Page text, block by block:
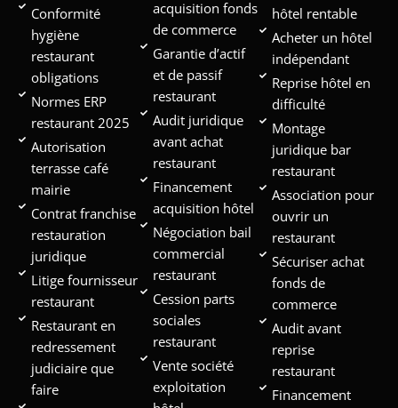
Conformité
hygiène
restaurant
obligations
Normes ERP
restaurant 2025
Autorisation
terrasse café
mairie
Contrat franchise
restauration
juridique
Litige fournisseur
restaurant
Restaurant en
redressement
judiciaire que
faire
acquisition fonds
de commerce
Garantie d’actif
et de passif
restaurant
Audit juridique
avant achat
restaurant
Financement
acquisition hôtel
Négociation bail
commercial
restaurant
Cession parts
sociales
restaurant
Vente société
exploitation
hôtel rentable
Acheter un hôtel
indépendant
Reprise hôtel en
difficulté
Montage
juridique bar
restaurant
Association pour
ouvrir un
restaurant
Sécuriser achat
fonds de
commerce
Audit avant
reprise
restaurant
Financement